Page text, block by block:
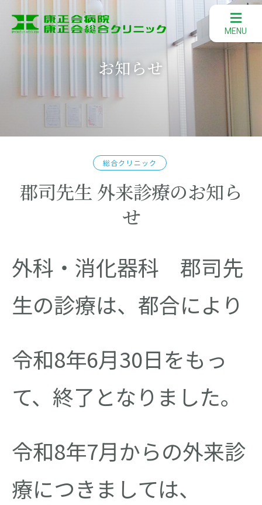
お知らせ
総合クリニック
郡司先生 外来診療のお知ら
せ
外科・消化器科 郡司先
生の診療は、都合により
令和8年6月30日をもっ
て、終了となりました。
令和8年7月からの外来診
療につきましては、